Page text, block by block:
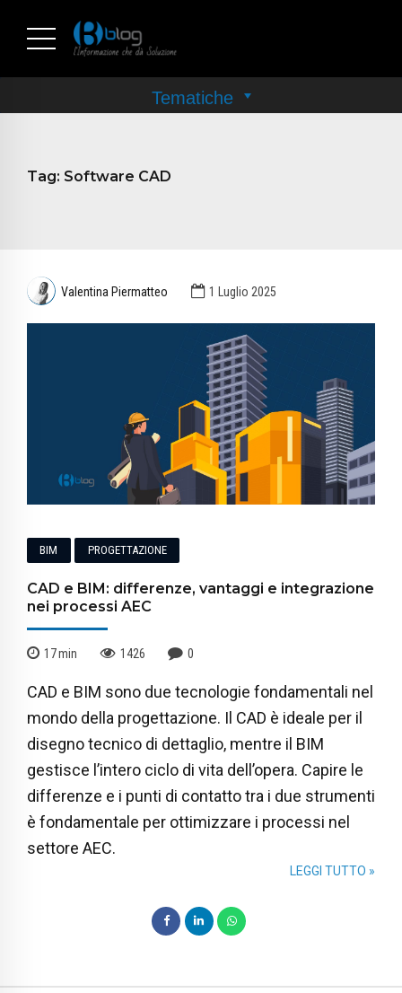
Tag: Software CAD
Valentina Piermatteo 1 Luglio 2025
BIM PROGETTAZIONE
CAD e BIM: differenze, vantaggi e integrazione
nei processi AEC
17min 1426 0
CAD e BIM sono due tecnologie fondamentali nel
mondo della progettazione. Il CAD è ideale per il
disegno tecnico di dettaglio, mentre il BIM
gestisce l’intero ciclo di vita dell’opera. Capire le
differenze e i punti di contatto tra i due strumenti
è fondamentale per ottimizzare i processi nel
settore AEC.
LEGGI TUTTO »